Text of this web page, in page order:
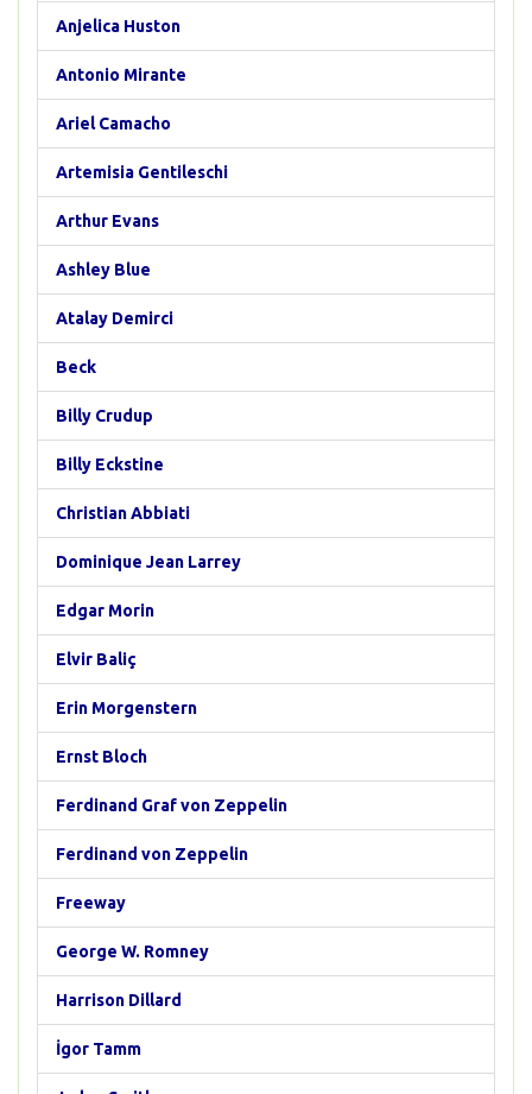
Anjelica Huston
Antonio Mirante
Ariel Camacho
Artemisia Gentileschi
Arthur Evans
Ashley Blue
Atalay Demirci
Beck
Billy Crudup
Billy Eckstine
Christian Abbiati
Dominique Jean Larrey
Edgar Morin
Elvir Baliç
Erin Morgenstern
Ernst Bloch
Ferdinand Graf von Zeppelin
Ferdinand von Zeppelin
Freeway
George W. Romney
Harrison Dillard
İgor Tamm